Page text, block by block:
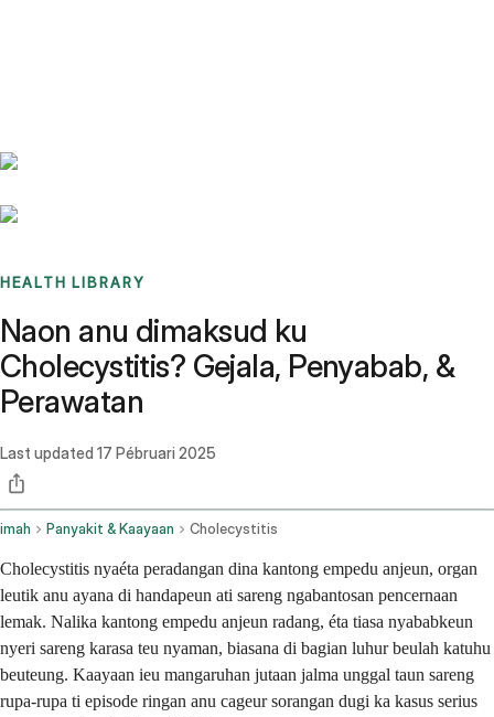
HEALTH LIBRARY
Naon anu dimaksud ku
Cholecystitis? Gejala, Penyabab, &
Perawatan
Last updated 17 Pébruari 2025
imah Panyakit & Kaayaan Cholecystitis
Cholecystitis nyaéta peradangan dina kantong empedu anjeun, organ
leutik anu ayana di handapeun ati sareng ngabantosan pencernaan
lemak. Nalika kantong empedu anjeun radang, éta tiasa nyababkeun
nyeri sareng karasa teu nyaman, biasana di bagian luhur beulah katuhu
beuteung. Kaayaan ieu mangaruhan jutaan jalma unggal taun sareng
rupa-rupa ti episode ringan anu cageur sorangan dugi ka kasus serius